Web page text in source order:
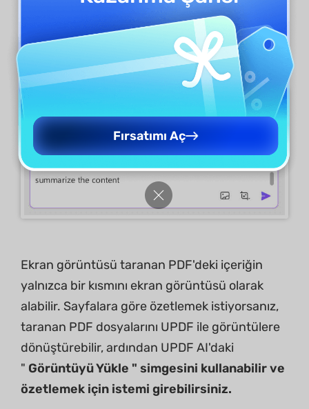
" istemini girin ,
ardından UPDF AI ekran görüntüsünü
özetlemenizde yardımcı olacaktır.
Ekran görüntüsü taranan PDF'deki içeriğin
yalnızca bir kısmını ekran görüntüsü olarak
alabilir. Sayfalara göre özetlemek istiyorsanız,
taranan PDF dosyalarını UPDF ile görüntülere
dönüştürebilir, ardından UPDF AI'daki
" Görüntüyü Yükle " simgesini kullanabilir ve
özetlemek için istemi girebilirsiniz.
Fırsatımı Aç